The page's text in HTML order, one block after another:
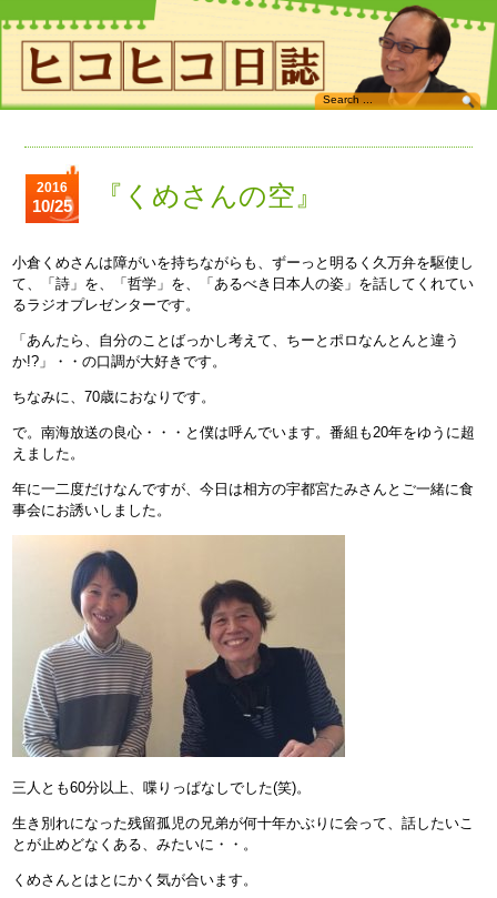
2016
10/25 『くめさんの空』
小倉くめさんは障がいを持ちながらも、ずーっと明るく久万弁を駆使し
て、「詩」を、「哲学」を、「あるべき日本人の姿」を話してくれてい
るラジオプレゼンターです。
「あんたら、自分のことばっかし考えて、ちーとポロなんとんと違う
か!?」・・の口調が大好きです。
ちなみに、70歳におなりです。
で。南海放送の良心・・・と僕は呼んでいます。番組も20年をゆうに超
えました。
年に一二度だけなんですが、今日は相方の宇都宮たみさんとご一緒に食
事会にお誘いしました。
三人とも60分以上、喋りっぱなしでした(笑)。
生き別れになった残留孤児の兄弟が何十年かぶりに会って、話したいこ
とが止めどなくある、みたいに・・。
くめさんとはとにかく気が合います。